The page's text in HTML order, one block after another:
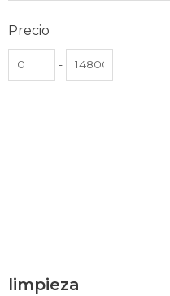
Precio
-
limpieza